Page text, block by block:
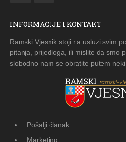
INFORMACIJE I KONTAKT
Ramski Vjesnik stoji na usluzi svim
pitanja, prijedloga, ili mislite da smo
slobodno nam se obratite putem
Pošalji članak
Marketing